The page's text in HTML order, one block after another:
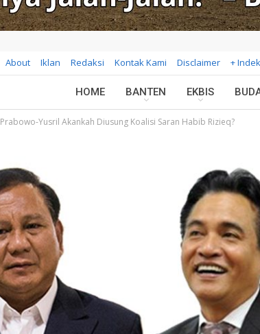
About Iklan Redaksi Kontak Kami Disclaimer +
HOME BANTEN EKBIS
Prabowo-Yusril Akankah Diusung Koalisi Saran Habib Rizieq?